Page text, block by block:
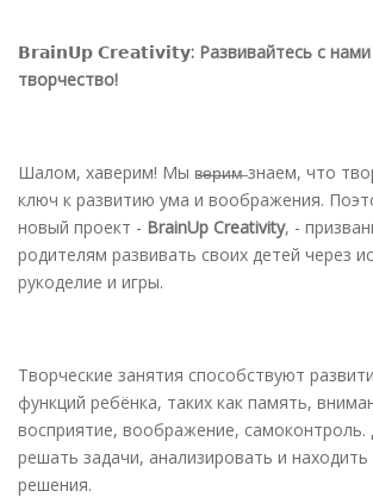
𝗕𝗿𝗮𝗶𝗻𝗨𝗽 𝗖𝗿𝗲𝗮𝘁𝗶𝘃𝗶𝘁𝘆: Развивайтесь с нами
творчество!
Шалом, хаверим! Мы в̶е̶р̶и̶м̶ знаем, что
ключ к развитию ума и воображения.
новый проект - BrainUp Creativity, -
родителям развивать своих детей через
рукоделие и игры.
Творческие занятия способствуют
функций ребёнка, таких как память,
восприятие, воображение, самоконтроль.
решать задачи, анализировать и
решения.